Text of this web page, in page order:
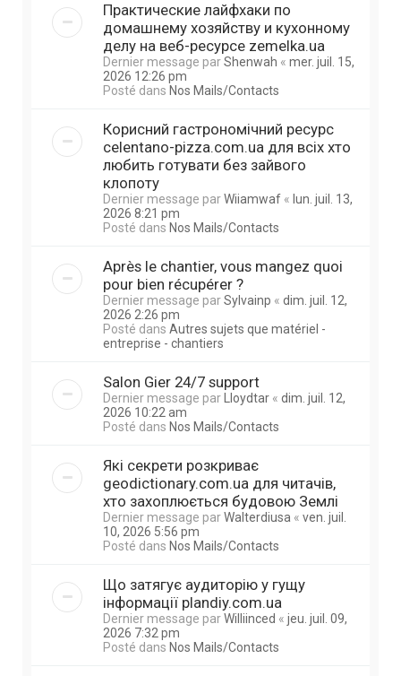
Практические лайфхаки по
домашнему хозяйству и кухонному
делу на веб-ресурсе zemelka.ua
Dernier message parShenwah « mer. juil. 15,
2026 12:26 pm
Posté dans Nos Mails/Contacts
Корисний гастрономічний ресурс
celentano-pizza.com.ua для всіх хто
любить готувати без зайвого
клопоту
Dernier message parWiiamwaf « lun. juil. 13,
2026 8:21 pm
Posté dans Nos Mails/Contacts
Après le chantier, vous mangez quoi
pour bien récupérer ?
Dernier message parSylvainp « dim. juil. 12,
2026 2:26 pm
Posté dans Autres sujets que matériel -
entreprise - chantiers
Salon Gier 24/7 support
Dernier message par Lloydtar « dim. juil. 12,
2026 10:22 am
Posté dans Nos Mails/Contacts
Які секрети розкриває
geodictionary.com.ua для читачів,
хто захоплюється будовою Землі
Dernier message parWalterdiusa « ven. juil.
10, 2026 5:56 pm
Posté dans Nos Mails/Contacts
Що затягує аудиторію у гущу
інформації plandiy.com.ua
Dernier message parWilliinced « jeu. juil. 09,
2026 7:32 pm
Posté dans Nos Mails/Contacts